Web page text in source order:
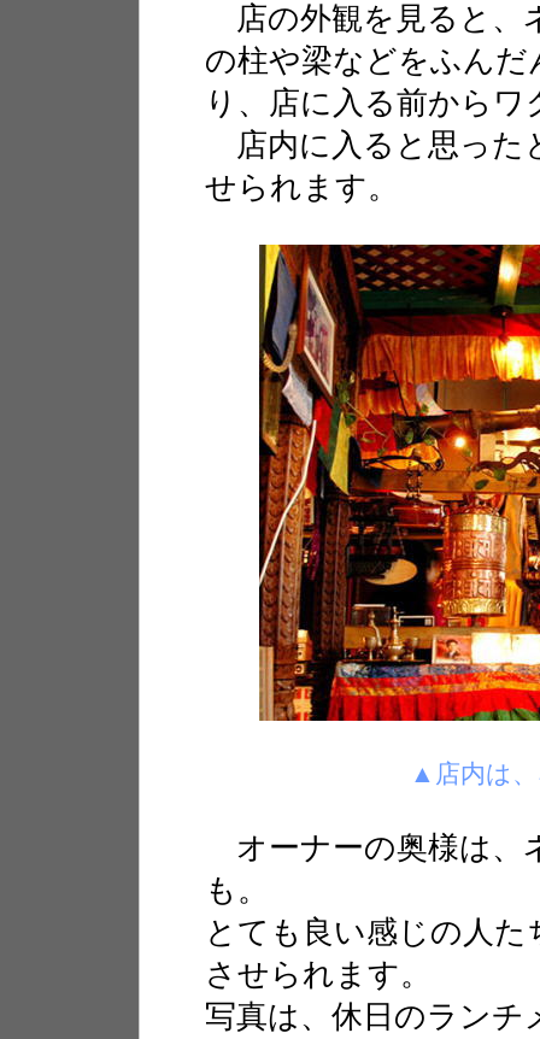
店の外観を見ると、
の柱や梁などをふん
り、店に入る前から
店内に入ると思った
せられます。
▲店内は
オーナーの奥様は、
も。
とても良い感じの人
させられます。
写真は、休日のランチ